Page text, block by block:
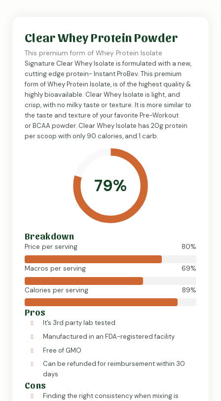
Clear Whey Protein Powder
This premium form of Whey Protein Isolate
Signature Clear Whey Isolate is formulated with a new,
cutting edge protein- Instant ProBev. This premium
form of Whey Protein Isolate, is of the highest quality &
highly bioavailable. Clear Whey Isolate is light, and
crisp, with no milky taste or texture. It is more similar to
the taste and texture of your favorite Pre-Workout
or BCAA powder. Clear Whey Isolate has 20g protein
per scoop with only 90 calories, and 1 carb.
79%
Breakdown
Price per serving 80%
Macros per serving 69%
Calories per serving 89%
Pros
It’s 3rd party lab tested
Manufactured in an FDA-registered facility
Free of GMO
Can be refunded for reimbursement within 30
days
Cons
Finding the right consistency when mixing is